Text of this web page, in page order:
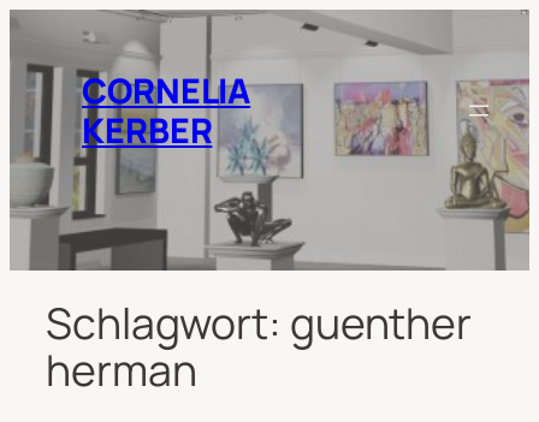
springenCORNELIA
KERBER
Schlagwort: guenther
herman